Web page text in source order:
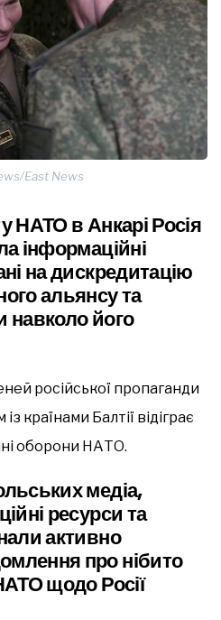
East News
НАТО в Анкарі Росія
інформаційні
на дискредитацію
альянсу та
навколо його
російської пропаганди
країнами Балтії відіграє
оборони НАТО.
медіа,
ресурси та
активно
про нібито
щодо Росії